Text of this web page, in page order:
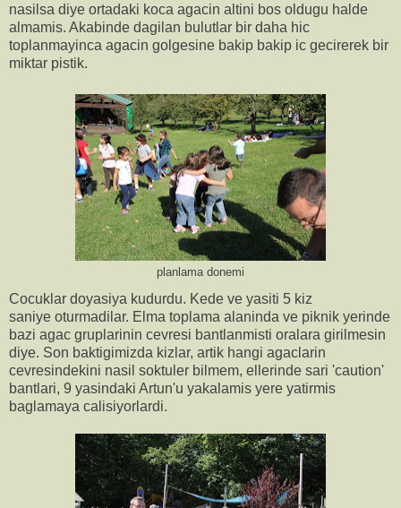
nasilsa diye ortadaki koca agacin altini bos oldugu halde
almamis. Akabinde dagilan bulutlar bir daha hic
toplanmayinca agacin golgesine bakip bakip ic gecirerek bir
miktar pistik.
planlama donemi
Cocuklar doyasiya kudurdu. Kede ve yasiti 5 kiz
saniye oturmadilar. Elma toplama alaninda ve piknik yerinde
bazi agac gruplarinin cevresi bantlanmisti oralara girilmesin
diye. Son baktigimizda kizlar, artik hangi agaclarin
cevresindekini nasil soktuler bilmem, ellerinde sari 'caution'
bantlari, 9 yasindaki Artun'u yakalamis yere yatirmis
baglamaya calisiyorlardi.